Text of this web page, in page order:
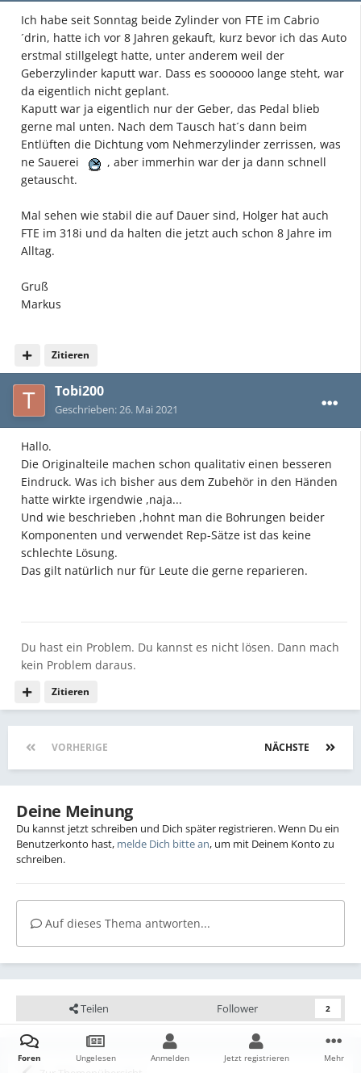
Ich habe seit Sonntag beide Zylinder von FTE im Cabrio
´drin, hatte ich vor 8 Jahren gekauft, kurz bevor ich das Auto
erstmal stillgelegt hatte, unter anderem weil der
Geberzylinder kaputt war. Dass es soooooo lange steht, war
da eigentlich nicht geplant.
Kaputt war ja eigentlich nur der Geber, das Pedal blieb
gerne mal unten. Nach dem Tausch hat´s dann beim
Entlüften die Dichtung vom Nehmerzylinder zerrissen, was
ne Sauerei
, aber immerhin war der ja dann schnell
getauscht.
Mal sehen wie stabil die auf Dauer sind, Holger hat auch
FTE im 318i und da halten die jetzt auch schon 8 Jahre im
Alltag.
Gruß
Markus
Zitieren
Tobi200
Geschrieben:26. Mai 2021
Hallo.
Die Originalteile machen schon qualitativ einen besseren
Eindruck. Was ich bisher aus dem Zubehör in den Händen
hatte wirkte irgendwie ,naja...
Und wie beschrieben ,hohnt man die Bohrungen beider
Komponenten und verwendet Rep-Sätze ist das keine
schlechte Lösung.
Das gilt natürlich nur für Leute die gerne reparieren.
Zitieren
Du hast ein Problem. Du kannst es nicht lösen. Dann mach
kein Problem daraus.
VORHERIGE NÄCHSTE
Deine Meinung
Du kannst jetzt schreiben und Dich später registrieren. Wenn Du ein
Benutzerkonto hast, melde Dich bitte an, um mit Deinem Konto zu
schreiben.
Auf dieses Thema antworten...
Teilen Follower 2
Foren Ungelesen Anmelden Jetzt registrieren Mehr